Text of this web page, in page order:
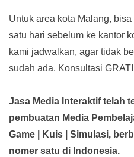
Untuk area kota Malang,
satu hari sebelum ke kantor
kami jadwalkan, agar tidak
sudah ada. Konsultasi
Jasa Media Interaktif telah
pembuatan Media
Game | Kuis | Simulasi,
nomer satu di Indonesia.